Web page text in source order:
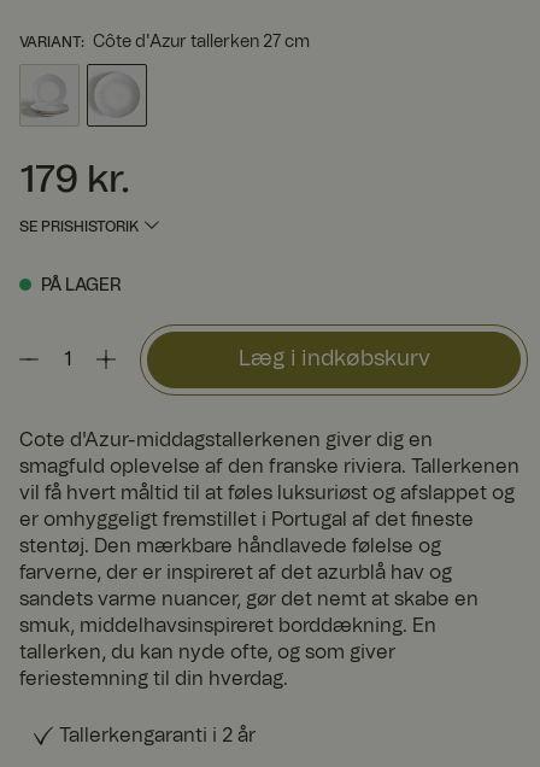
VARIANT: Côte d'Azur tallerken 27 cm
Pris:179 kr.
179 kr.
SE PRISHISTORIK
PÅ LAGER
Læg i indkøbskurv
Cote d'Azur-middagstallerkenen giver dig en
smagfuld oplevelse af den franske riviera. Tallerkenen
vil få hvert måltid til at føles luksuriøst og afslappet og
er omhyggeligt fremstillet i Portugal af det fineste
stentøj. Den mærkbare håndlavede følelse og
farverne, der er inspireret af det azurblå hav og
sandets varme nuancer, gør det nemt at skabe en
smuk, middelhavsinspireret borddækning. En
tallerken, du kan nyde ofte, og som giver
feriestemning til din hverdag.
Tallerkengaranti i 2 år